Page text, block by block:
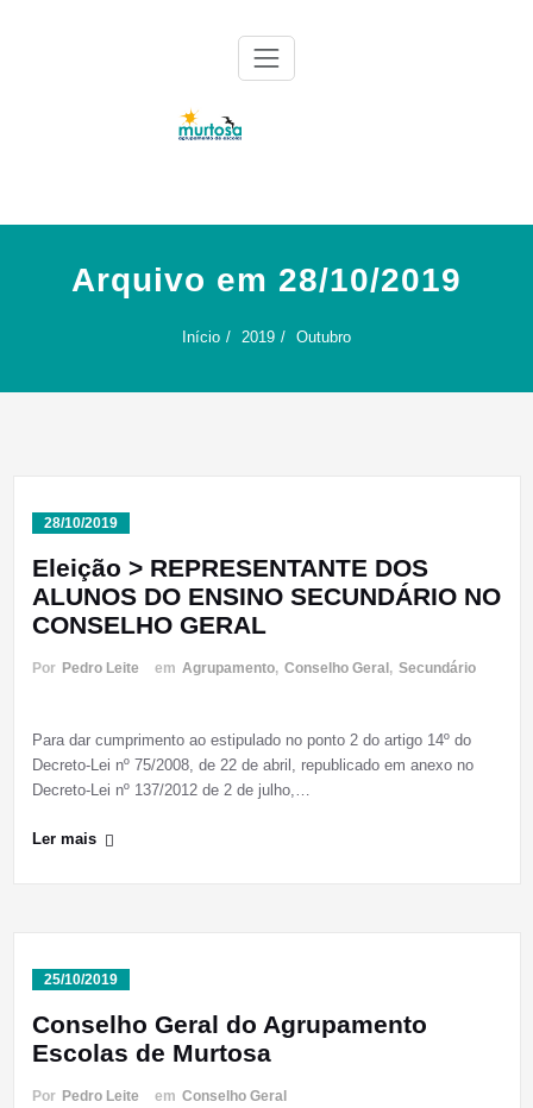
Arquivo em 28/10/2019
Início 2019 Outubro
28/10/2019
Eleição > REPRESENTANTE DOS
ALUNOS DO ENSINO SECUNDÁRIO NO
CONSELHO GERAL
Por Pedro Leite em Agrupamento, Conselho Geral , Secundário
Para dar cumprimento ao estipulado no ponto 2 do artigo 14º do
Decreto-Lei nº 75/2008, de 22 de abril, republicado em anexo no
Decreto-Lei nº 137/2012 de 2 de julho,…
Ler mais
25/10/2019
Conselho Geral do Agrupamento
Escolas de Murtosa
Por Pedro Leite em Conselho Geral